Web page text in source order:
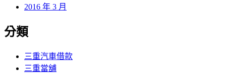
2016 年 3 月
分類
三重汽車借款
三重當舖